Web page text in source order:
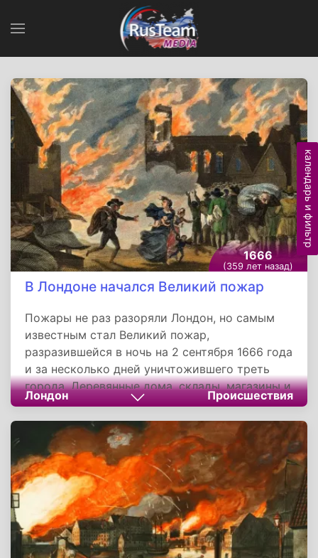
1666
(359 лет назад)
В Лондоне начался Великий пожар
Пожары не раз разоряли Лондон, но самым
известным стал Великий пожар,
разразившейся в ночь на 2 сентября 1666 года
и за несколько дней уничтожившего треть
города. Деревянные дома, склады, магазины и
мастерские горели очень быстро,
хранившиеся в них бочки со спиртным и
маслом, веревки, уголь и другие горючие
материалы усугубляли ситуацию. А
эффективных средств тушения пожара еще не
существовало, что тоже стало причиной
долгой борьбы с огнем. Ликвидировать пламя
удалось лишь к 5 сентября.
Лондон Происшествия
календарь и фильтр